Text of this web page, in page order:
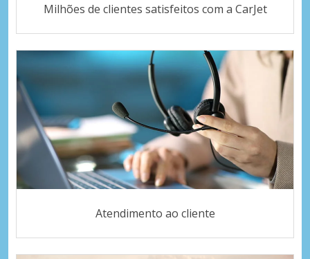
Milhões de clientes satisfeitos com a CarJet
Atendimento ao cliente